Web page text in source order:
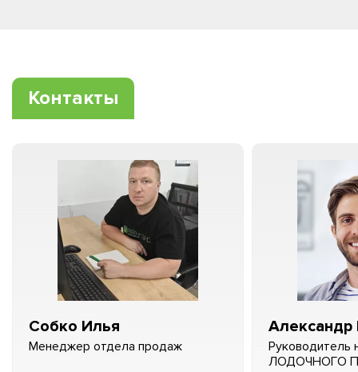
Контакты
Собко Илья
Менеджер отдела продаж
Александр
Руководитель
ЛОДОЧНОГО